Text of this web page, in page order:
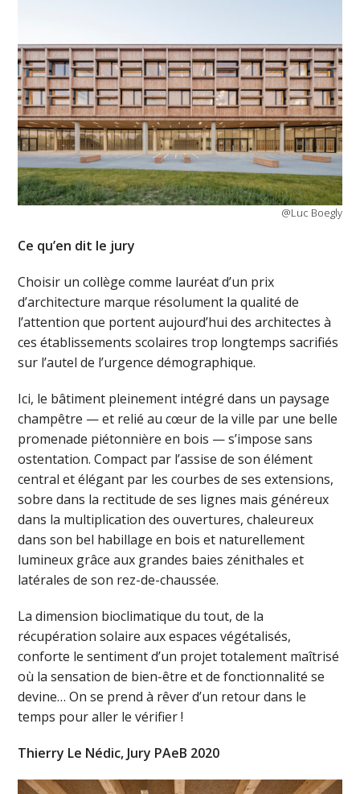
@Luc Boegly
Ce qu’en dit le jury
Choisir un collège comme lauréat d’un prix
d’architecture marque résolument la qualité de
l’attention que portent aujourd’hui des architectes à
ces établissements scolaires trop longtemps sacrifiés
sur l’autel de l’urgence démographique.
Ici, le bâtiment pleinement intégré dans un paysage
champêtre — et relié au cœur de la ville par une belle
promenade piétonnière en bois — s’impose sans
ostentation. Compact par l’assise de son élément
central et élégant par les courbes de ses extensions,
sobre dans la rectitude de ses lignes mais généreux
dans la multiplication des ouvertures, chaleureux
dans son bel habillage en bois et naturellement
lumineux grâce aux grandes baies zénithales et
latérales de son rez-de-chaussée.
La dimension bioclimatique du tout, de la
récupération solaire aux espaces végétalisés,
conforte le sentiment d’un projet totalement maîtrisé
où la sensation de bien-être et de fonctionnalité se
devine… On se prend à rêver d’un retour dans le
temps pour aller le vérifier !
Thierry Le Nédic, Jury PAeB 2020